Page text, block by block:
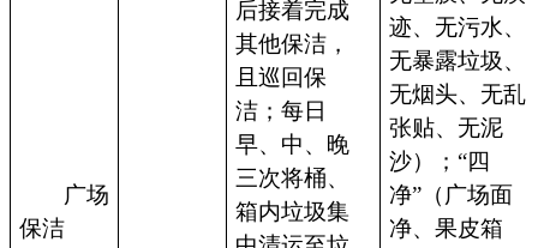
广场
保洁
后接着完成
其他保洁，
且巡回保
洁；每日
早、中、晚
三次将桶、
箱内垃圾集
迹、无污水、
无暴露垃圾、
无烟头、无乱
张贴、无泥
沙）；“四
净”（广场面
净、果皮箱